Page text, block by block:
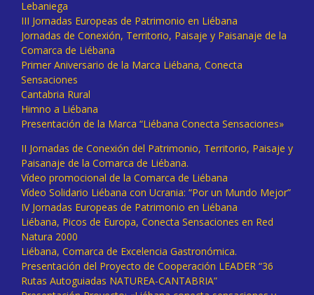
Lebaniega
III Jornadas Europeas de Patrimonio en Liébana
Jornadas de Conexión, Territorio, Paisaje y Paisanaje de la
Comarca de Liébana
Primer Aniversario de la Marca Liébana, Conecta
Sensaciones
Cantabria Rural
Himno a Liébana
Presentación de la Marca “Liébana Conecta Sensaciones»
II Jornadas de Conexión del Patrimonio, Territorio, Paisaje y
Paisanaje de la Comarca de Liébana.
Vídeo promocional de la Comarca de Liébana
Vídeo Solidario Liébana con Ucrania: “Por un Mundo Mejor”
IV Jornadas Europeas de Patrimonio en Liébana
Liébana, Picos de Europa, Conecta Sensaciones en Red
Natura 2000
Liébana, Comarca de Excelencia Gastronómica.
Presentación del Proyecto de Cooperación LEADER “36
Rutas Autoguiadas NATUREA-CANTABRIA”